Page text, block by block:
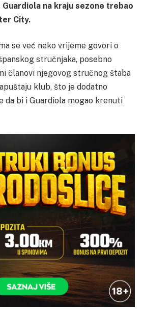
na kraju sezone trebao
City.
se već neko vrijeme govori o
stručnjaka, posebno
članovi njegovog stručnog štaba
klub, što je dodatno
da bi i Guardiola mogao krenuti